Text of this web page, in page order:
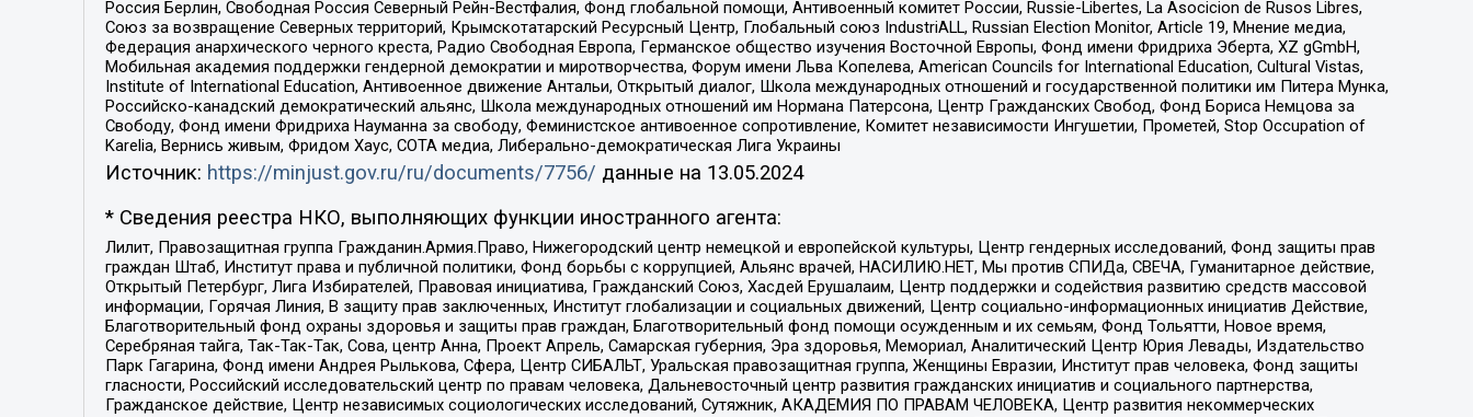
Россия Берлин, Свободная Россия Северный Рейн-Вестфалия, Фонд глобальной помощи, Антивоенный комитет России, Russie-Libertes, La Asocicion de Rusos Libres,
Союз за возвращение Северных территорий, Крымскотатарский Ресурсный Центр, Глобальный союз IndustriALL, Russian Election Monitor, Article 19, Мнение медиа,
Федерация анархического черного креста, Радио Свободная Европа, Германское общество изучения Восточной Европы, Фонд имени Фридриха Эберта, XZ gGmbH,
Мобильная академия поддержки гендерной демократии и миротворчества, Форум имени Льва Копелева, American Councils for International Education, Cultural Vistas,
Institute of International Education, Антивоенное движение Антальи, Открытый диалог, Школа международных отношений и государственной политики им Питера Мунка,
Российско-канадский демократический альянс, Школа международных отношений им Нормана Патерсона, Центр Гражданских Свобод, Фонд Бориса Немцова за
Свободу, Фонд имени Фридриха Науманна за свободу, Феминистское антивоенное сопротивление, Комитет независимости Ингушетии, Прометей, Stop Occupation of
Karelia, Вернись живым, Фридом Хаус, СОТА медиа, Либерально-демократическая Лига Украины
Источник: https://minjust.gov.ru/ru/documents/7756/ данные на 13.05.2024
* Сведения реестра НКО, выполняющих функции иностранного агента:
Лилит, Правозащитная группа Гражданин.Армия.Право, Нижегородский центр немецкой и европейской культуры, Центр гендерных исследований, Фонд защиты прав
граждан Штаб, Институт права и публичной политики, Фонд борьбы с коррупцией, Альянс врачей, НАСИЛИЮ.НЕТ, Мы против СПИДа, СВЕЧА, Гуманитарное действие,
Открытый Петербург, Лига Избирателей, Правовая инициатива, Гражданский Союз, Хасдей Ерушалаим, Центр поддержки и содействия развитию средств массовой
информации, Горячая Линия, В защиту прав заключенных, Институт глобализации и социальных движений, Центр социально-информационных инициатив Действие,
Благотворительный фонд охраны здоровья и защиты прав граждан, Благотворительный фонд помощи осужденным и их семьям, Фонд Тольятти, Новое время,
Серебряная тайга, Так-Так-Так, Сова, центр Анна, Проект Апрель, Самарская губерния, Эра здоровья, Мемориал, Аналитический Центр Юрия Левады, Издательство
Парк Гагарина, Фонд имени Андрея Рылькова, Сфера, Центр СИБАЛЬТ, Уральская правозащитная группа, Женщины Евразии, Институт прав человека, Фонд защиты
гласности, Российский исследовательский центр по правам человека, Дальневосточный центр развития гражданских инициатив и социального партнерства,
Гражданское действие, Центр независимых социологических исследований, Сутяжник, АКАДЕМИЯ ПО ПРАВАМ ЧЕЛОВЕКА, Центр развития некоммерческих